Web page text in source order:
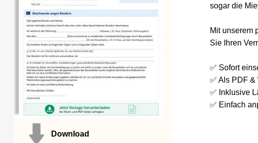
Download
sogar die Miete
Mit unserem
Sie Ihren
✅ Sofort
✅ Als PDF &
✅ Inklusive
✅ Einfach